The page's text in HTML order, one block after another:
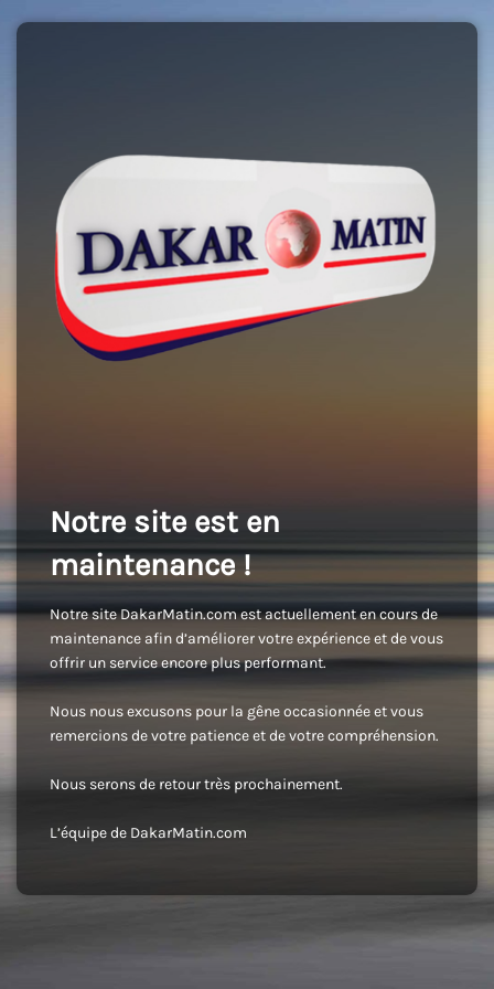
Notre site est en
maintenance !
Notre site DakarMatin.com est actuellement en cours de
maintenance afin d’améliorer votre expérience et de vous
offrir un service encore plus performant.
Nous nous excusons pour la gêne occasionnée et vous
remercions de votre patience et de votre compréhension.
Nous serons de retour très prochainement.
L’équipe de DakarMatin.com